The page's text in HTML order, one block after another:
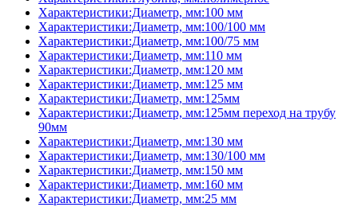
Характеристики:Диаметр, мм:100 мм
Характеристики:Диаметр, мм:100/100 мм
Характеристики:Диаметр, мм:100/75 мм
Характеристики:Диаметр, мм:110 мм
Характеристики:Диаметр, мм:120 мм
Характеристики:Диаметр, мм:125 мм
Характеристики:Диаметр, мм:125мм
Характеристики:Диаметр, мм:125мм переход на трубу
90мм
Характеристики:Диаметр, мм:130 мм
Характеристики:Диаметр, мм:130/100 мм
Характеристики:Диаметр, мм:150 мм
Характеристики:Диаметр, мм:160 мм
Характеристики:Диаметр, мм:25 мм